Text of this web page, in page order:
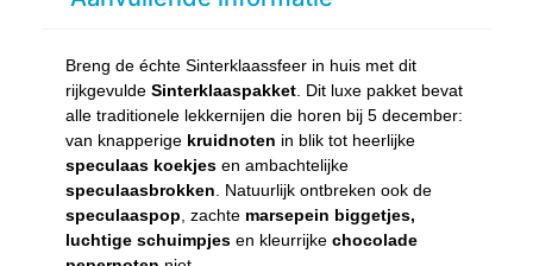
Breng de échte Sinterklaassfeer in huis met dit
rijkgevulde Sinterklaaspakket. Dit luxe pakket bevat
alle traditionele lekkernijen die horen bij 5 december:
van knapperige kruidnoten in blik tot heerlijke
speculaas koekjes en ambachtelijke
speculaasbrokken. Natuurlijk ontbreken ook de
speculaaspop, zachte marsepein biggetjes,
luchtige schuimpjes en kleurrijke chocolade